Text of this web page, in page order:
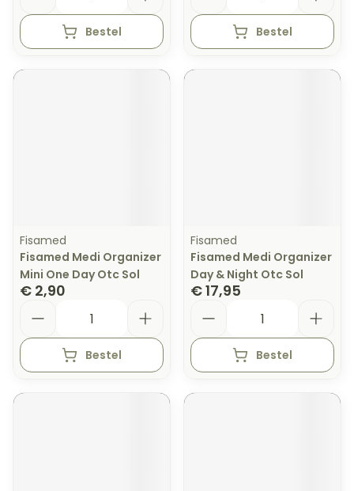
Bestel Bestel
Fisamed
Fisamed Medi Organizer
Mini One Day Otc Sol
€ 2,90
Bestel
Fisamed
Fisamed Medi Organizer
Day & Night Otc Sol
€ 17,95
Bestel